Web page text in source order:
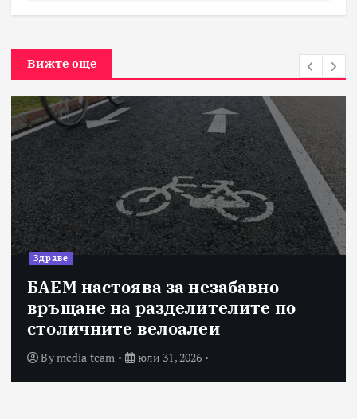
Вижте още
Здраве
БАЕМ настоява за незабавно
връщане на разделителите по
столичните велоалеи
Bymedia team юли 31, 2026